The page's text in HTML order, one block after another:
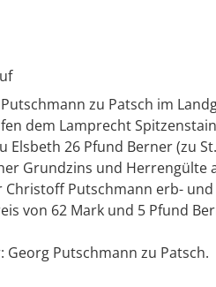
zu Patsch im
dem Lamprecht
Elsbeth 26 Pfund Berner (zu
Grundzins und Herrengülte
Christoff Putschmann erb-
von 62 Mark und 5 Pfund
Georg Putschmann zu Patsch.